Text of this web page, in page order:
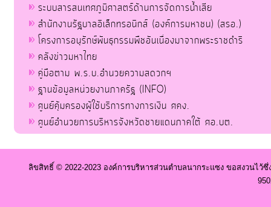
ระบบสารสนเทศภูมิศาสตร์ด้านการจัดการน้ำเสีย
สำนักงานรัฐบาลอิเล็กทรอนิกส์ (องค์การมหาชน) (สรอ.)
โครงการอนุรักษ์พันธุกรรมพืชอันเนื่องมาจากพระราชดำริ
คลังข่าวมหาไทย
คู่มือตาม พ.ร.บ.อำนวยความสดวกฯ
ฐานข้อมูลหน่วยงานภาครัฐ (INFO)
ศูนย์คุ้มครองผู้ใช้บริการทางการเงิน ศคง.
ศูนย์อำนวยการบริหารจังหวัดชายแดนภาคใต้ ศอ.บต.
ลิขสิทธิ์ © 2022-2023 องค์การบริหารส่วนตำบลนากระแซง ขอสงวนไว้